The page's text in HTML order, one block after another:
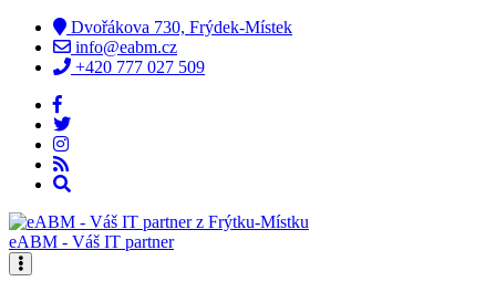
Dvořákova 730, Frýdek-Místek
info@eabm.cz
+420 777 027 509
eABM - Váš IT partner